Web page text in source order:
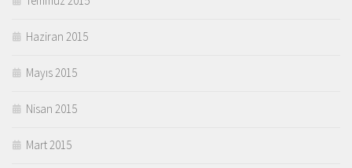
Haziran 2015
Mayıs 2015
Nisan 2015
Mart 2015